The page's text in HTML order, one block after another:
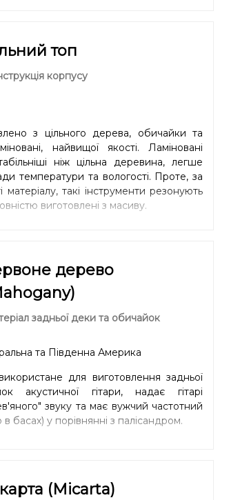
топ
корпусу
з цільного дерева, обичайки та
найвищої якості. Ламіновані
ніж цільна деревина, легше
температури та вологості. Проте, за
матеріалу, такі інструменти резонують
виготовлені з масиву.
дерево
задньої деки та обичайок
та Південна Америка
для виготовлення задньої
акустичної гітари, надає гітарі
звуку та має вужчий частотний
басах) у порівнянні з палісандром.
(Micarta)